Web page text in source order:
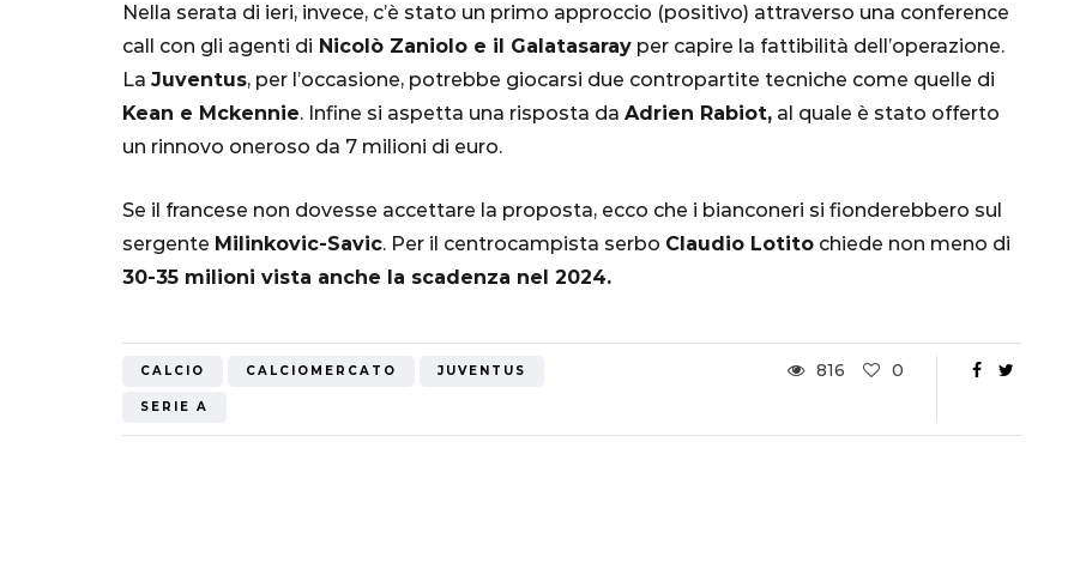
Nella serata di ieri, invece, c’è stato un primo approccio (positivo) attraverso una conference
call con gli agenti di Nicolò Zaniolo e il Galatasaray per capire la fattibilità dell’operazione.
La Juventus, per l’occasione, potrebbe giocarsi due contropartite tecniche come quelle di
Kean e Mckennie. Infine si aspetta una risposta da Adrien Rabiot, al quale è stato offerto
un rinnovo oneroso da 7 milioni di euro.
Se il francese non dovesse accettare la proposta, ecco che i bianconeri si fionderebbero sul
sergente Milinkovic-Savic. Per il centrocampista serbo Claudio Lotito chiede non meno di
30-35 milioni vista anche la scadenza nel 2024.
CALCIO CALCIOMERCATO JUVENTUS
SERIE A
816 0
Lautaro Martinez,
parla l'agente:
"Bayern? Pensa
all'Inter e al
5 Ottobre 2022
Qatar 2022, Brasile
1 Dicembre 2022